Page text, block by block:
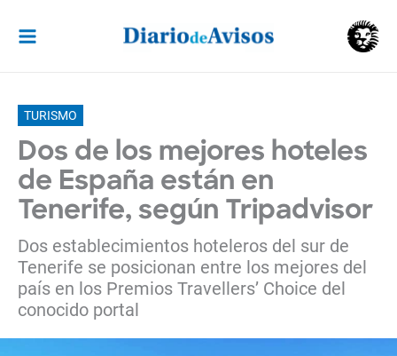
contenido
TURISMO
Dos de los mejores hoteles
de España están en
Tenerife, según Tripadvisor
Dos establecimientos hoteleros del sur de
Tenerife se posicionan entre los mejores del
país en los Premios Travellers’ Choice del
conocido portal